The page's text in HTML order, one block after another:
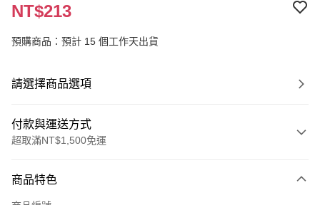
NT$213
預購商品：預計 15 個工作天出貨
請選擇商品選項
付款與運送方式
超取滿NT$1,500免運
信用卡一次付款
商品特色